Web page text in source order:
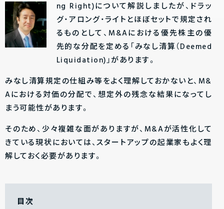
ng Right)について解説しましたが、ドラッ
グ・アロング・ライトとほぼセットで規定され
るものとして、M&Aにおける優先株主の優
先的な分配を定める「みなし清算（Deemed
Liquidation)」があります。
みなし清算規定の仕組み等をよく理解しておかないと、M&
Aにおける対価の分配で、想定外の残念な結果になってし
まう可能性があります。
そのため、少々複雑な面がありますが、M&Aが活性化して
きている現状においては、スタートアップの起業家もよく理
解しておく必要があります。
目次